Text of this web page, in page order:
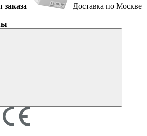
Доставка по Москве